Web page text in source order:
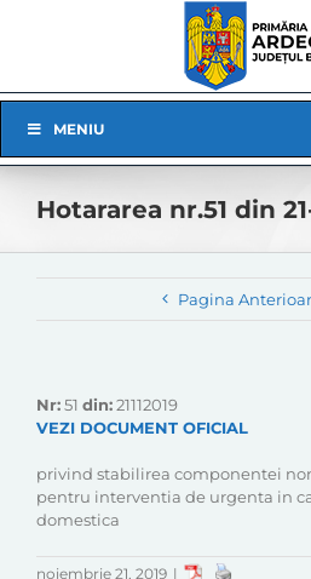
Navigation
MENIU
Hotararea nr.51 din
Pagina
Nr:51 din:21112019
VEZI DOCUMENT OFICIAL
privind stabilirea componentei
pentru interventia de urgenta in
domestica
noiembrie 21, 2019 |